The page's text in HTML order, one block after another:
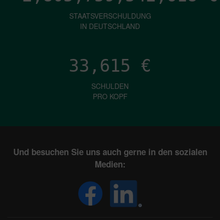
STAATSVERSCHULDUNG
IN DEUTSCHLAND
33,615 €
SCHULDEN
PRO KOPF
Und besuchen Sie uns auch gerne in den sozialen
Medien: